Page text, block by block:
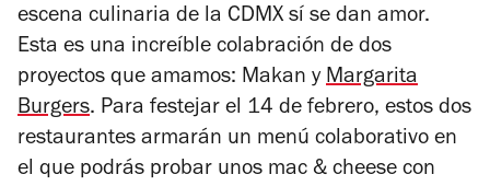
4
escena culinaria de la CDMX sí se dan amor.
Esta es una increíble colabración de dos
proyectos que amamos: Makan y Margarita
Burgers. Para festejar el 14 de febrero, estos dos
restaurantes armarán un menú colaborativo en
el que podrás probar unos mac & cheese con